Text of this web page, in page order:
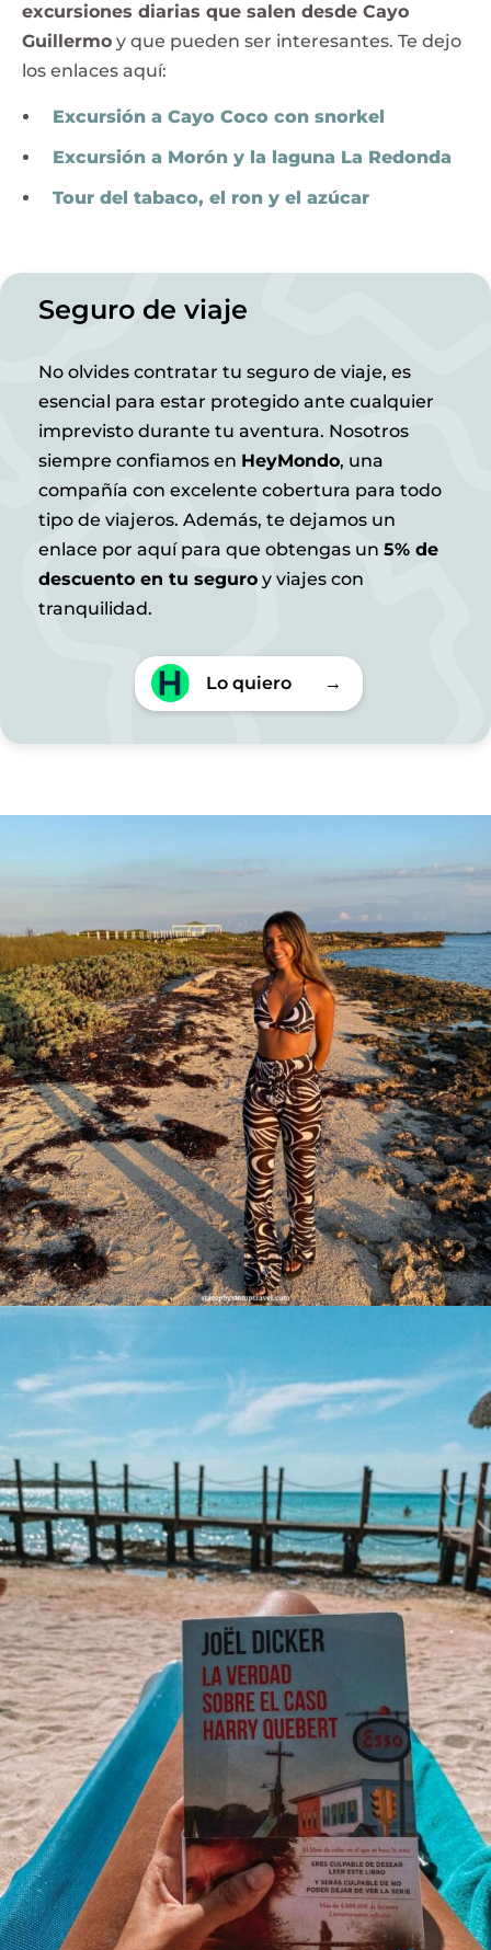
excursiones diarias que salen desde Cayo
Guillermo y que pueden ser interesantes. Te dejo
los enlaces aquí:
Excursión a Cayo Coco con snorkel
Excursión a Morón y la laguna La Redonda
Tour del tabaco, el ron y el azúcar
Seguro de viaje
No olvides contratar tu seguro de viaje, es
esencial para estar protegido ante cualquier
imprevisto durante tu aventura. Nosotros
siempre confiamos en HeyMondo, una
compañía con excelente cobertura para todo
tipo de viajeros. Además, te dejamos un
enlace por aquí para que obtengas un 5% de
descuento en tu seguro y viajes con
tranquilidad.
Lo quiero →